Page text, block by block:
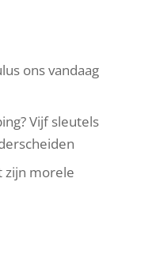
ons vandaag
Vijf sleutels
zijn morele